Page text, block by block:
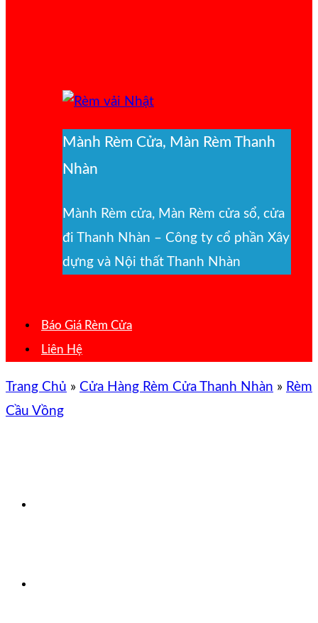
Mành Rèm Cửa, Màn Rèm Thanh
Nhàn
Mành Rèm cửa, Màn Rèm cửa sổ, cửa
đi Thanh Nhàn – Công ty cổ phần Xây
dựng và Nội thất Thanh Nhàn
Báo Giá Rèm Cửa
Liên Hệ
Trang Chủ » Cửa Hàng Rèm Cửa Thanh Nhàn » Rèm
Cầu Vồng